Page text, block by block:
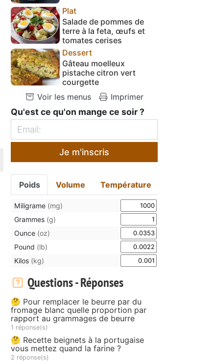
Plat
Salade de pommes de
terre à la feta, œufs et
tomates cerises
Dessert
Gâteau moelleux
pistache citron vert
courgette
Voir les menus
Imprimer
Qu'est ce qu'on mange ce soir ?
Je m'inscris
Poids Volume Température
Miligrame (mg)
Grammes (g)
Ounce (oz)
Pound (lb)
Kilos (kg)
Questions - Réponses
🤔 Pour remplacer le beurre par du
fromage blanc quelle proportion par
rapport au grammages de beurre
1 réponse(s)
🤔 Recette beignets à la portugaise
vous mettez quand la farine ?
2 réponse(s)